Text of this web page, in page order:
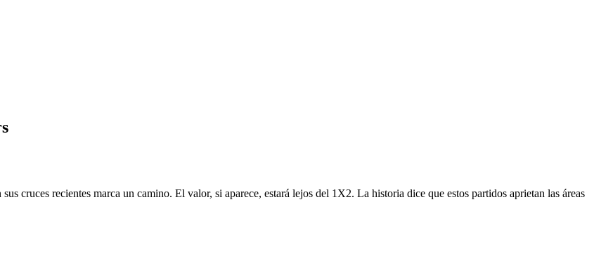
cruces recientes marca un camino. El valor, si aparece, estará lejos del 1X2. La historia dice que estos partidos aprietan las áreas